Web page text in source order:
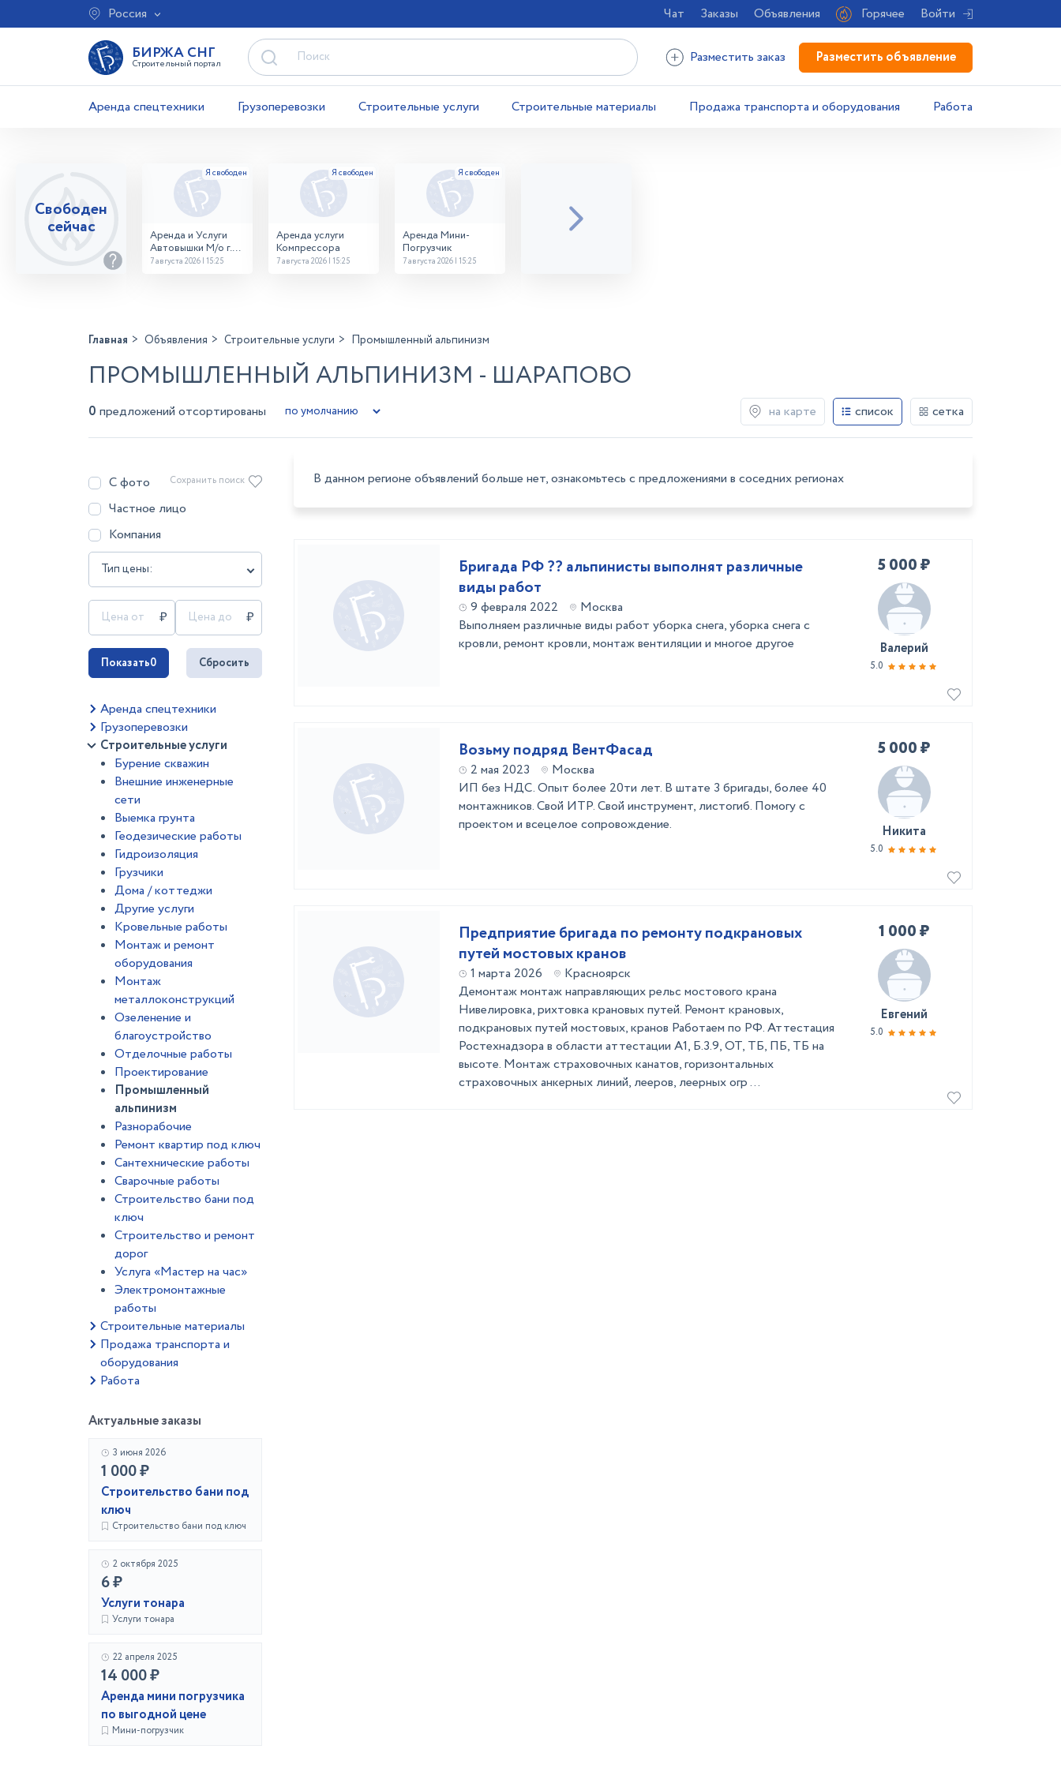
Россия Чат Заказы Объявления Горячее Войти
БИРЖА СНГ
Строительный портал Разместить заказ Разместить объявление
Аренда спецтехники Грузоперевозки Строительные услуги Строительные материалы Продажа транспорта и оборудования Работа
Свободен
сейчас
Аренда и Услуги
Автовышки М/о г.
Домодедово
7 августа 2026 | 15:25
Аренда услуги
Компрессора
7 августа 2026 | 15:25
Аренда Мини-
Погрузчик
7 августа 2026 | 15:25
Главная Объявления Строительные услуги Промышленный альпинизм
ПРОМЫШЛЕННЫЙ АЛЬПИНИЗМ - ШАРАПОВО
0 предложений отсортированы на карте список сетка
С фото
Частное лицо
Компания
Тип цены:
Сохранить поиск
Показать0 Сбросить
Аренда спецтехники
Грузоперевозки
Строительные услуги
Бурение скважин
Внешние инженерные
сети
Выемка грунта
Геодезические работы
Гидроизоляция
Грузчики
Дома / коттеджи
Другие услуги
Кровельные работы
Монтаж и ремонт
оборудования
Монтаж
металлоконструкций
Озеленение и
благоустройство
Отделочные работы
Проектирование
Промышленный
альпинизм
Разнорабочие
Ремонт квартир под ключ
Сантехнические работы
Сварочные работы
Строительство бани под
ключ
Строительство и ремонт
дорог
Услуга «Мастер на час»
Электромонтажные
работы
Строительные материалы
Продажа транспорта и
оборудования
Работа
Актуальные заказы
3 июня 2026
1 000 ₽
Строительство бани под
ключ
Строительство бани под ключ
2 октября 2025
6 ₽
Услуги тонара
Услуги тонара
22 апреля 2025
14 000 ₽
Аренда мини погрузчика
по выгодной цене
Мини-погрузчик
В данном регионе объявлений больше нет, ознакомьтесь с предложениями в соседних регионах
Бригада РФ ?? альпинисты выполнят различные
виды работ
9 февраля 2022
Москва
Выполняем различные виды работ уборка снега, уборка снега с
кровли, ремонт кровли, монтаж вентиляции и многое другое
5 000 ₽
Валерий
5.0
Возьму подряд ВентФасад
2 мая 2023
Москва
ИП без НДС. Опыт более 20ти лет. В штате 3 бригады, более 40
монтажников. Свой ИТР. Свой инструмент, листогиб. Помогу с
проектом и всецелое сопровождение.
5 000 ₽
Никита
5.0
Предприятие бригада по ремонту подкрановых
путей мостовых кранов
1 марта 2026
Красноярск
Демонтаж монтаж направляющих рельс мостового крана
Нивелировка, рихтовка крановых путей. Ремонт крановых,
подкрановых путей мостовых, кранов Работаем по РФ. Аттестация
Ростехнадзора в области аттестации А1, Б.3.9, ОТ, ТБ, ПБ, ТБ на
высоте. Монтаж страховочных канатов, горизонтальных
страховочных анкерных линий, лееров, леерных огр ...
1 000 ₽
Евгений
5.0